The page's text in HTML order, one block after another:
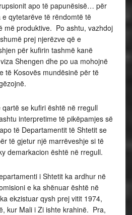
apo të papunësisë… për
qytetarëve të rëndomtë të
më produktive. Po ashtu, vazhdoj
prej njerëzve që e
për kufirin tashmë kanë
Shengen dhe po ua mohojnë
të Kosovës mundësinë për të
se kufiri është në rregull
interpretime të pikëpamjes së
të Departamentit të Shtetit se
të gjetur një marrëveshje si të
demarkacion është në rregull.
i Shtetit ka ardhur në
e ka shënuar është në
ekzistuar qysh prej vitit 1974,
kur Mali i Zi ishte krahinë. Pra,